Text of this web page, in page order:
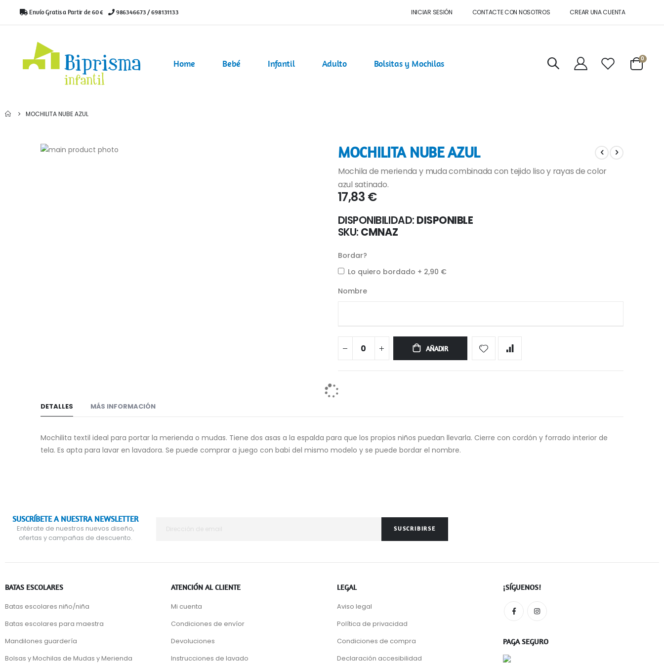
Envío Gratis a Partir de 60 € 986346673 / 698131133 INICIAR SESIÓN CONTACTE CON NOSOTROS CREAR UNA CUENTA
Home Bebé Infantil Adulto Bolsitas y Mochilas
Cart
0
MOCHILITA NUBE AZUL
Saltar
MOCHILITA NUBE AZUL
Mochila de merienda y muda combinada con tejido liso y rayas de color
azul satinado.
17,83 €
DISPONIBILIDAD: DISPONIBLE
SKU CMNAZ
Bordar?
Lo quiero bordado + 2,90 €
Nombre
AÑADIR
DETALLES
Mochilita textil ideal para portar la merienda o mudas. Tiene dos asas a la espalda para que los propios niños puedan llevarla. Cierre con cordón y forrado interior de
tela. Es apta para lavar en lavadora. Se puede comprar a juego con babi del mismo modelo y se puede bordar el nombre.
MÁS INFORMACIÓN
SUSCRÍBETE A NUESTRA NEWSLETTER
Entérate de nuestros nuevos diseño,
ofertas y campañas de descuento.
SUSCRIBIRSE
BATAS ESCOLARES
Batas escolares niño/niña
Batas escolares para maestra
Mandilones guardería
Bolsas y Mochilas de Mudas y Merienda
ATENCIÓN AL CLIENTE
Mi cuenta
Condiciones de envíor
Devoluciones
Instrucciones de lavado
LEGAL
Aviso legal
Política de privacidad
Condiciones de compra
Declaración accesibilidad
¡SÍGUENOS!
PAGA SEGURO